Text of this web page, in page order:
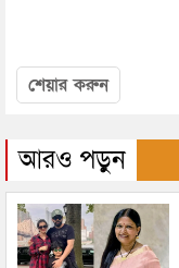
শেয়ার করুন
আরও পড়ুন